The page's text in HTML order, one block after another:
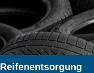
Reifenentsorgung